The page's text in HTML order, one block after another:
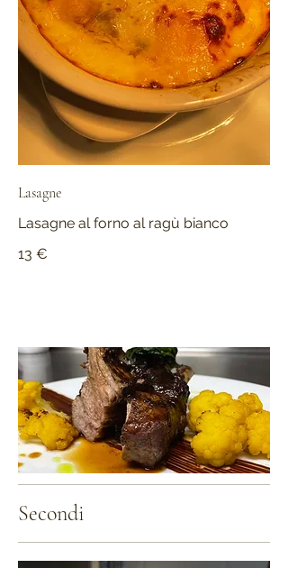
Lasagne
Lasagne al forno al ragù bianco
13 €
Secondi